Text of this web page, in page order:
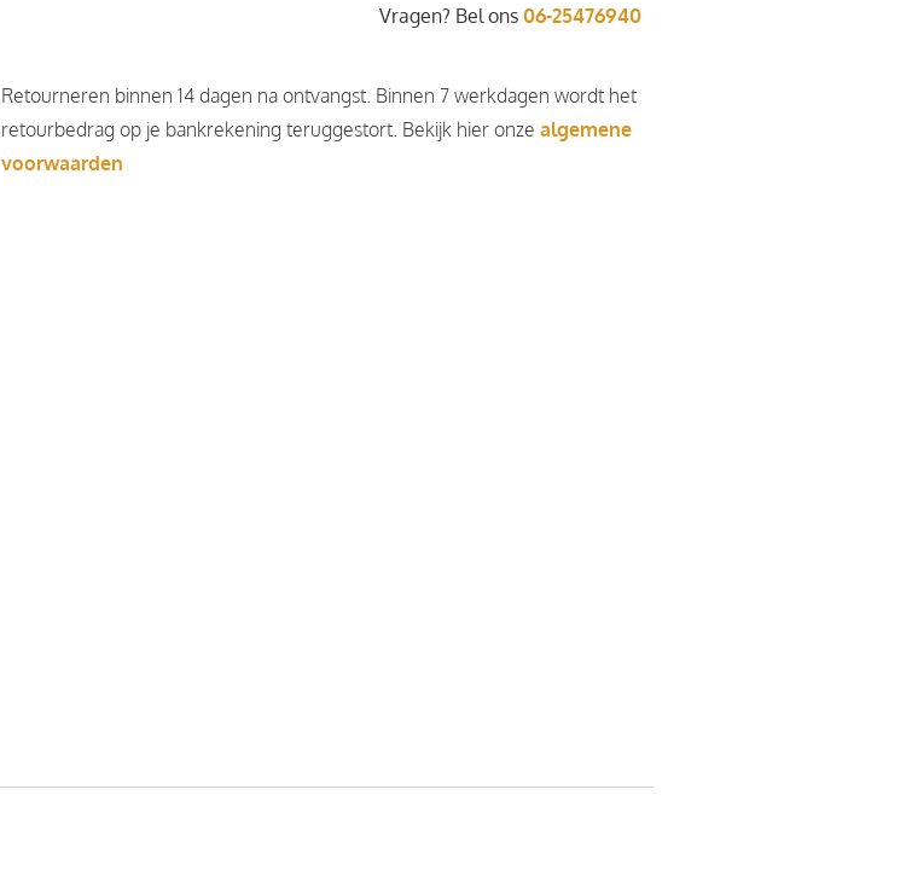
Vragen? Bel ons 06-25476940
Retourneren binnen 14 dagen na ontvangst. Binnen 7 werkdagen wordt het
retourbedrag op je bankrekening teruggestort. Bekijk hier onze algemene
voorwaarden